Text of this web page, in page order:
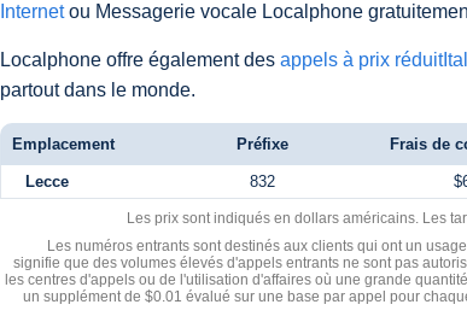
Internetou Messagerie vocale Localphone
Localphone offre également des appels à prix
partout dans le monde.
Emplacement Préfixe Frais de
Lecce 832
Les prix sont indiqués en dollars américains. Les
Les numéros entrants sont destinés aux clients qui ont un
signifie que des volumes élevés d'appels entrants ne sont pas
les centres d'appels ou de l'utilisation d'affaires où une grande
un supplément de $0.01 évalué sur une base par appel pour